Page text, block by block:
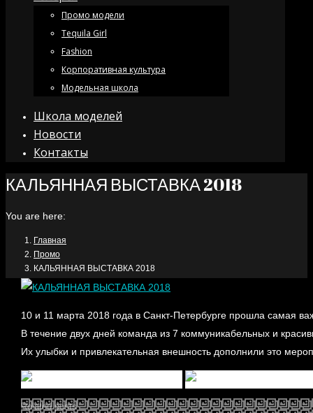
Промо модели
Tequila Girl
Fashion
Корпоративная культура
Модельная школа
Школа моделей
Новости
Контакты
КАЛЬЯННАЯ ВЫСТАВКА 2018
You are here:
Главная
Промо
КАЛЬЯННАЯ ВЫСТАВКА 2018
10 и 11 марта 2018 года в Санкт-Петербурге прошла самая
В течение двух дней команда из 7 коммуникабельных и
Их улыбки и привлекательная внешность дополнили это
Related posts